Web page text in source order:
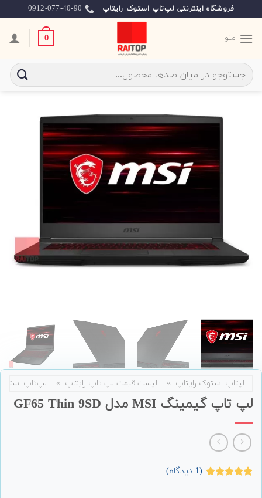
to
content
فروشگاه اینترنتی لپ‌تاپ استوک رایتاپ 0912-077-40-90
منو 0
جستجو
برای:
لپتاپ استوک رایتاپ » لیست قیمت لپ تاپ رایتاپ » لپ‌تاپ
لپ تاپ گیمینگ MSI مدل GF65 Thin 9SD
(
1 دیدگاه)